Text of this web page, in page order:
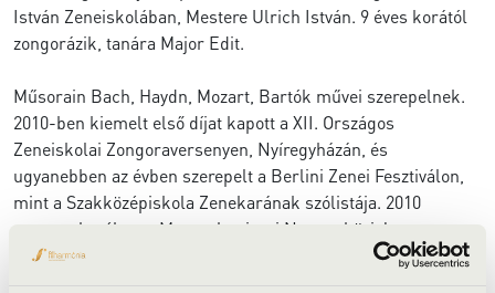
István Zeneiskolában, Mestere Ulrich István. 9 éves korától
zongorázik, tanára Major Edit.
Műsorain Bach, Haydn, Mozart, Bartók művei szerepelnek.
2010-ben kiemelt első díjat kapott a XII. Országos
Zeneiskolai Zongoraversenyen, Nyíregyházán, és
ugyanebben az évben szerepelt a Berlini Zenei Fesztiválon,
mint a Szakközépiskola Zenekarának szólistája. 2010
szeptemberében a Magyarkanizsai Nemzetközi Jazz
Fesztiválon már önálló koncertet adott.